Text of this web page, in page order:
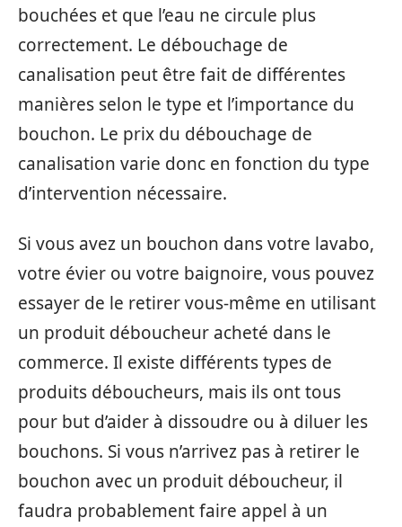
bouchées et que l’eau ne circule plus
correctement. Le débouchage de
canalisation peut être fait de différentes
manières selon le type et l’importance du
bouchon. Le prix du débouchage de
canalisation varie donc en fonction du type
d’intervention nécessaire.
Si vous avez un bouchon dans votre lavabo,
votre évier ou votre baignoire, vous pouvez
essayer de le retirer vous-même en utilisant
un produit déboucheur acheté dans le
commerce. Il existe différents types de
produits déboucheurs, mais ils ont tous
pour but d’aider à dissoudre ou à diluer les
bouchons. Si vous n’arrivez pas à retirer le
bouchon avec un produit déboucheur, il
faudra probablement faire appel à un